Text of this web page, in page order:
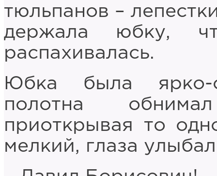
тюльпанов –
держала юбку,
распахивалась.
Юбка была ярко-
полотна
приоткрывая то
мелкий, глаза